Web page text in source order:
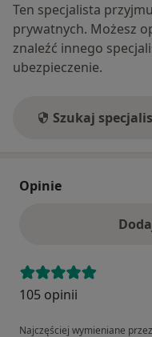
Ten specjalista
prywatnych. Możesz
znaleźć innego
ubezpieczenie.
Szukaj
Opinie
105 opinii
Najczęściej wymieniane